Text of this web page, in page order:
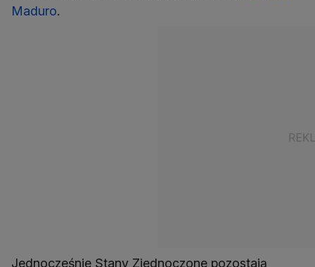
Maduro.
Jednocześnie Stany Zjednoczone pozostają